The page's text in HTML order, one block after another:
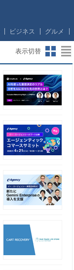
ビジネス グルメ
表示切替